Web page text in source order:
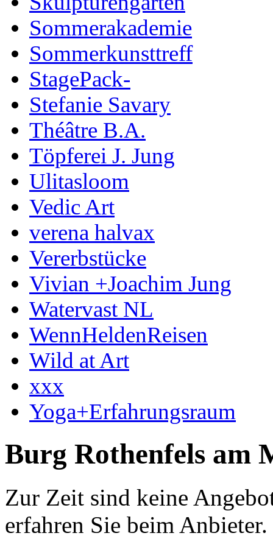
Sommerakademie
Sommerkunsttreff
StagePack-
Stefanie Savary
Théâtre B.A.
Töpferei J. Jung
Ulitasloom
Vedic Art
verena halvax
Vererbstücke
Vivian +Joachim Jung
Watervast NL
WennHeldenReisen
Wild at Art
xxx
Yoga+Erfahrungsraum
Burg Rothenfels am
Zur Zeit sind keine
erfahren Sie beim Anbieter.